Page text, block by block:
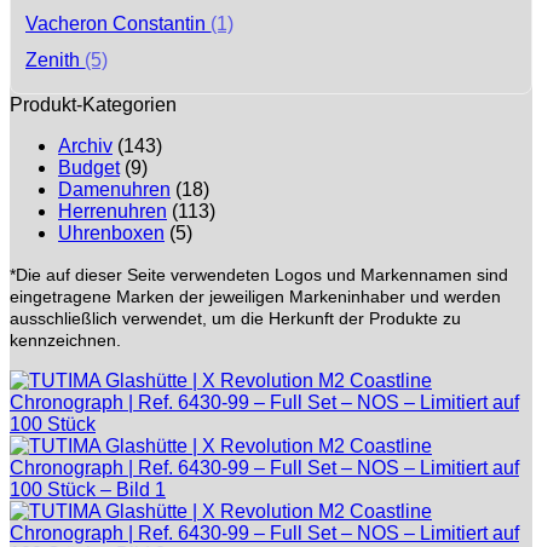
Vacheron Constantin (1)
Zenith (5)
Produkt-Kategorien
Archiv (143)
Budget (9)
Damenuhren (18)
Herrenuhren (113)
Uhrenboxen (5)
*Die auf dieser Seite verwendeten Logos und Markennamen sind
eingetragene Marken der jeweiligen Markeninhaber und werden
ausschließlich verwendet, um die Herkunft der Produkte zu
kennzeichnen.